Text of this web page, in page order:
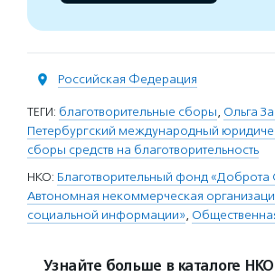
Российская Федерация
ТЕГИ: благотворительные сборы, Ольга
Петербургский международный
сборы средств на благотворительность
НКО: Благотворительный фонд «Доброта
Автономная некоммерческая
социальной информации»,
Узнайте больше в каталоге НКО